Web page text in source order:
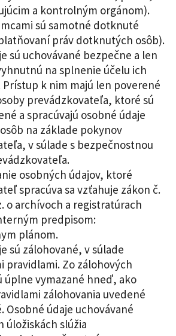
a kontrolným orgánom).
sú samotné dotknuté
práv dotknutých osôb).
sú uchovávané bezpečne a len
na splnenie účelu ich
Prístup k nim majú len poverené
prevádzkovateľa, ktoré sú
a spracúvajú osobné údaje
na základe pokynov
v súlade s bezpečnostnou
osobných údajov, ktoré
spracúva sa vzťahuje zákon č.
o archívoch a registratúrach
predpisom:
plánom.
sú zálohované, v súlade
pravidlami. Zo zálohových
úplne vymazané hneď, ako
zálohovania uvedené
Osobné údaje uchovávané
úložiskách slúžia